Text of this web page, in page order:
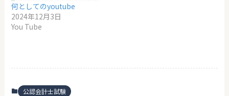
何としてのyoutube
2024年12月3日
You Tube
公認会計士試験